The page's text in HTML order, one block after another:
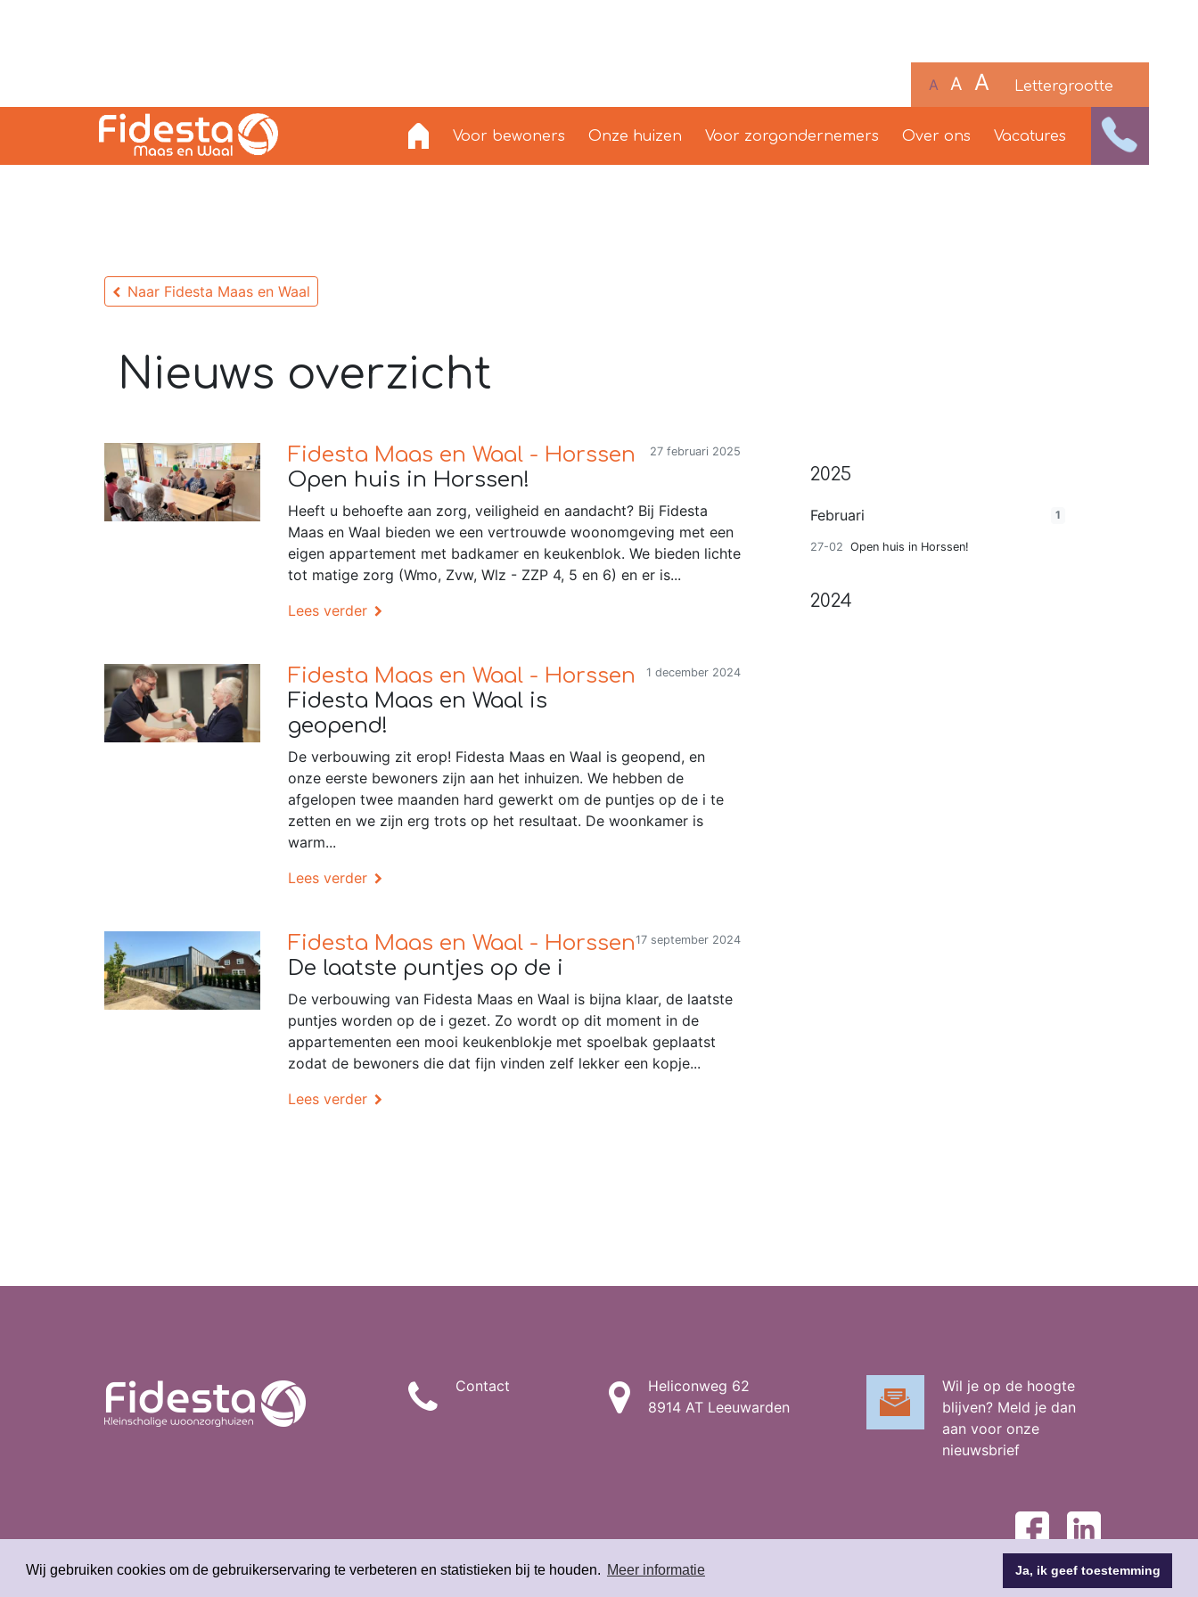
Wij gebruiken cookies om de gebruikerservaring te verbeteren en statistieken bij te houden. Meer informatie Ja, ik geef toestemming
A A A Lettergrootte
Voor bewoners Onze huizen Voor zorgondernemers Over ons Vacatures
Naar Fidesta Maas en Waal
Nieuws overzicht
Fidesta Maas en Waal - Horssen
Open huis in Horssen!
27 februari 2025
Heeft u behoefte aan zorg, veiligheid en aandacht? Bij Fidesta
Maas en Waal bieden we een vertrouwde woonomgeving met een
eigen appartement met badkamer en keukenblok. We bieden lichte
tot matige zorg (Wmo, Zvw, Wlz - ZZP 4, 5 en 6) en er is...
Lees verder
Fidesta Maas en Waal - Horssen
Fidesta Maas en Waal is
geopend!
1 december 2024
De verbouwing zit erop! Fidesta Maas en Waal is geopend, en
onze eerste bewoners zijn aan het inhuizen. We hebben de
afgelopen twee maanden hard gewerkt om de puntjes op de i te
zetten en we zijn erg trots op het resultaat. De woonkamer is
warm...
Lees verder
Fidesta Maas en Waal - Horssen
De laatste puntjes op de i
17 september 2024
De verbouwing van Fidesta Maas en Waal is bijna klaar, de laatste
puntjes worden op de i gezet. Zo wordt op dit moment in de
appartementen een mooi keukenblokje met spoelbak geplaatst
zodat de bewoners die dat fijn vinden zelf lekker een kopje...
Lees verder
2025
Februari 1
27-02 Open huis in Horssen!
2024
Contact
Heliconweg 62
8914 AT Leeuwarden
Wil je op de hoogte
blijven? Meld je dan
aan voor onze
nieuwsbrief
Privacy Disclaimer| Fidesta ©2026| Ontwerp Voor Merkwaardigheid